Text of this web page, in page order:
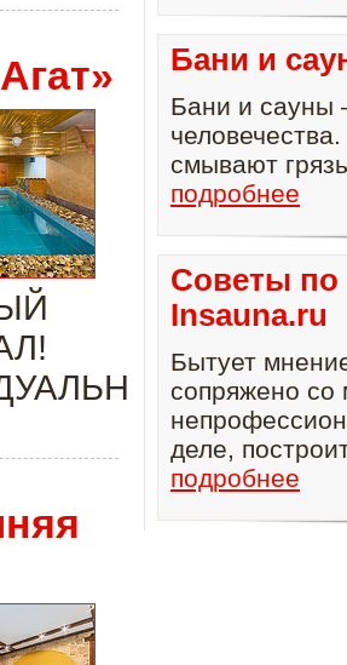
Бани и
Бани и сауны
смывают
подробнее
Советы по
Insauna.ru
Бытует
сопряжено со
деле,
подробнее